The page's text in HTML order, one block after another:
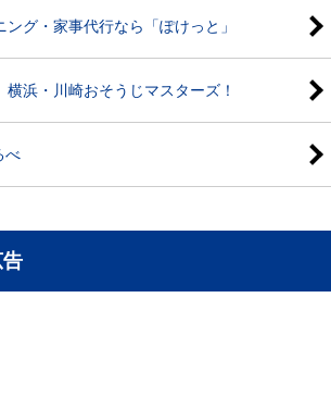
グ・家事代行なら「ぽけっと」
浜・川崎おそうじマスターズ！
べ